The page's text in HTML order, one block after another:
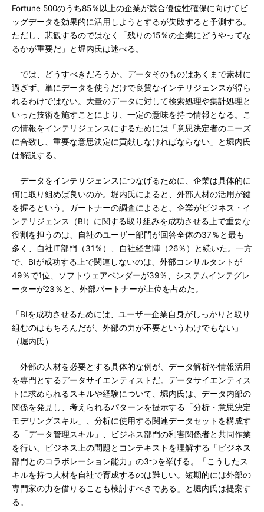
Fortune 500のうち85％以上の企業が競合優位性確保に向けてビ
ッグデータを効果的に活用しようとするが失敗すると予測する。
ただし、悲観するのではなく「残りの15％の企業にどうやってな
るかが重要だ」と堀内氏は述べる。
では、どうすべきだろうか。データそのものはあくまで素材に
過ぎず、単にデータを使うだけで良質なインテリジェンスが得ら
れるわけではない。大量のデータに対して検索処理や集計処理と
いった技術を施すことにより、一定の意味を持つ情報となる。こ
の情報をインテリジェンスにするためには「意思決定者のニーズ
に合致し、重要な意思決定に貢献しなければならない」と堀内氏
は解説する。
データをインテリジェンスにつなげるために、企業は具体的に
何に取り組めば良いのか。堀内氏によると、外部人材の活用が鍵
を握るという。ガートナーの調査によると、企業がビジネス・イ
ンテリジェンス（BI）に関する取り組みを成功させる上で重要な
役割を担うのは、自社のユーザー部門が回答全体の37％と最も
多く、自社IT部門（31％）、自社経営陣（26％）と続いた。一方
で、BIが成功する上で関連しないのは、外部コンサルタントが
49％で1位、ソフトウェアベンダーが39％、システムインテグレ
ーターが23％と、外部パートナーが上位を占めた。
「BIを成功させるためには、ユーザー企業自身がしっかりと取り
組むのはもちろんだが、外部の力が不要というわけでもない」
（堀内氏）
外部の人材を必要とする具体的な例が、データ解析や情報活用
を専門とするデータサイエンティストだ。データサイエンティス
トに求められるスキルや経験について、堀内氏は、データ内部の
関係を発見し、考えられるパターンを提示する「分析・意思決定
モデリングスキル」、分析に使用する関連データセットを構成す
る「データ管理スキル」、ビジネス部門の利害関係者と共同作業
を行い、ビジネス上の問題とコンテキストを理解する「ビジネス
部門とのコラボレーション能力」の3つを挙げる。「こうしたス
キルを持つ人材を自社で育成するのは難しい。短期的には外部の
専門家の力を借りることも検討すべきである」と堀内氏は提案す
る。